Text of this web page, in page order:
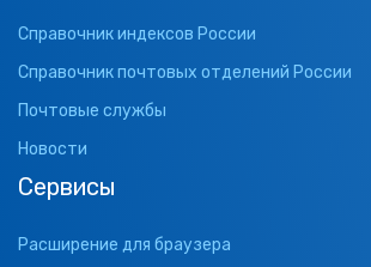
Справочник индексов России
Справочник почтовых отделений России
Почтовые службы
Новости
Сервисы
Расширение для браузера